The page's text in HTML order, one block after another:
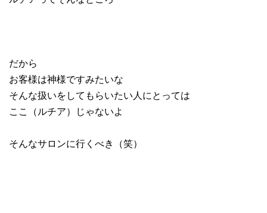
だから
お客様は神様ですみたいな
そんな扱いをしてもらいたい人にとっては
ここ（ルチア）じゃないよ
そんなサロンに行くべき（笑）